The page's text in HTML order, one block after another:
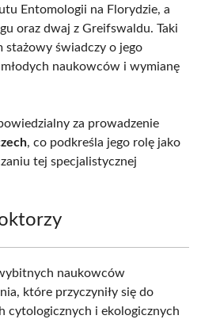
Entomologii na Florydzie, a
oraz dwaj z Greifswaldu. Taki
stażowy świadczy o jego
naukowców i wymianę
za prowadzenie
, co podkreśla jego rolę jako
tej specjalistycznej
naukowców
które przyczyniły się do
cytologicznych i ekologicznych